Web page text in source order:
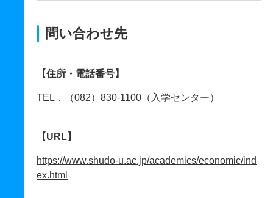
問い合わせ先
【住所・電話番号】
TEL．（082）830-1100（入学センター）
【URL】
https://www.shudo-u.ac.jp/academics/economic/ind
ex.html